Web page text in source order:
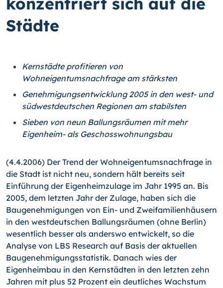
Städte
Kernstädte profitieren von
Wohneigentumsnachfrage am stärksten
Genehmigungsentwicklung 2005 in den west- und
südwestdeutschen Regionen am stabilsten
Sieben von neun Ballungsräumen mit mehr
Eigenheim- als Geschosswohnungsbau
(4.4.2006) Der Trend der Wohneigentumsnachfrage in
die Stadt ist nicht neu, sondern hält bereits seit
Einführung der Eigenheimzulage im Jahr 1995 an. Bis
2005, dem letzten Jahr der Zulage, haben sich die
Baugenehmigungen von Ein- und Zweifamilienhäusern
in den westdeutschen Ballungsräumen (ohne Berlin)
wesentlich besser als anderswo entwickelt, so die
Analyse von LBS Research auf Basis der aktuellen
Baugenehmigungsstatistik. Danach wies der
Eigenheimbau in den Kernstädten in den letzten zehn
Jahren mit plus 52 Prozent ein deutliches Wachstum